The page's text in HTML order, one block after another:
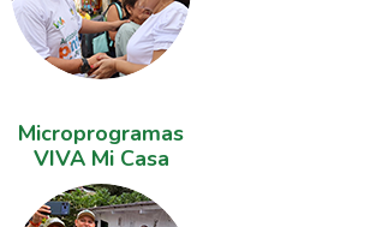
Microprogramas
VIVA Mi Casa